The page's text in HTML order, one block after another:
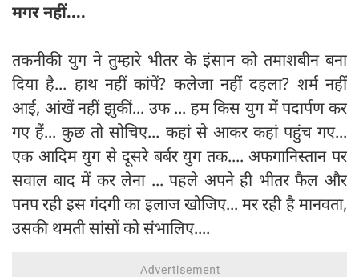
मगर नहीं....
तकनीकी युग ने तुम्हारे भीतर के इंसान को तमाशबीन बना
दिया है... हाथ नहीं कांपें? कलेजा नहीं दहला? शर्म नहीं
आई, आंखें नहीं झुकीं... उफ ... हम किस युग में पदार्पण कर
गए हैं... कुछ तो सोचिए... कहां से आकर कहां पहुंच गए...
एक आदिम युग से दूसरे बर्बर युग तक.... अफगानिस्तान पर
सवाल बाद में कर लेना ... पहले अपने ही भीतर फैल और
पनप रही इस गंदगी का इलाज खोजिए... मर रही है मानवता,
उसकी थमती सांसों को संभालिए....